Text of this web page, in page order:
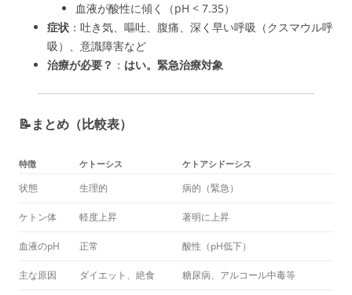
血液が酸性に傾く（pH < 7.35）
症状 ：吐き気、嘔吐、腹痛、深く早い呼吸（クスマウル呼
吸）、意識障害など
治療が必要？ ： はい。緊急治療対象
📝まとめ（比較表）
特徴 ケトーシス ケトアシドーシス
状態 生理的 病的（緊急）
ケトン体 軽度上昇 著明に上昇
血液のpH 正常 酸性（pH低下）
主な原因 ダイエット、絶食 糖尿病、アルコール中毒等